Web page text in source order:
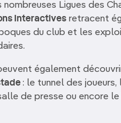
Ligues des
interactives retracent
du club et les
également
: le tunnel des joueurs,
de presse ou encore